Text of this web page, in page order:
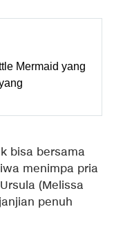
Mermaid yang
bisa bersama
menimpa pria
(Melissa
penuh